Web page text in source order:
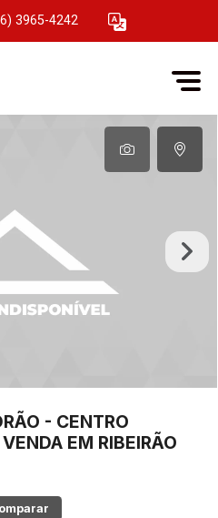
3965-4242
- CENTRO
EM RIBEIRÃO